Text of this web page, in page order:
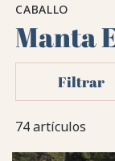
CABALLO
Manta
74 artículos
Filtrar